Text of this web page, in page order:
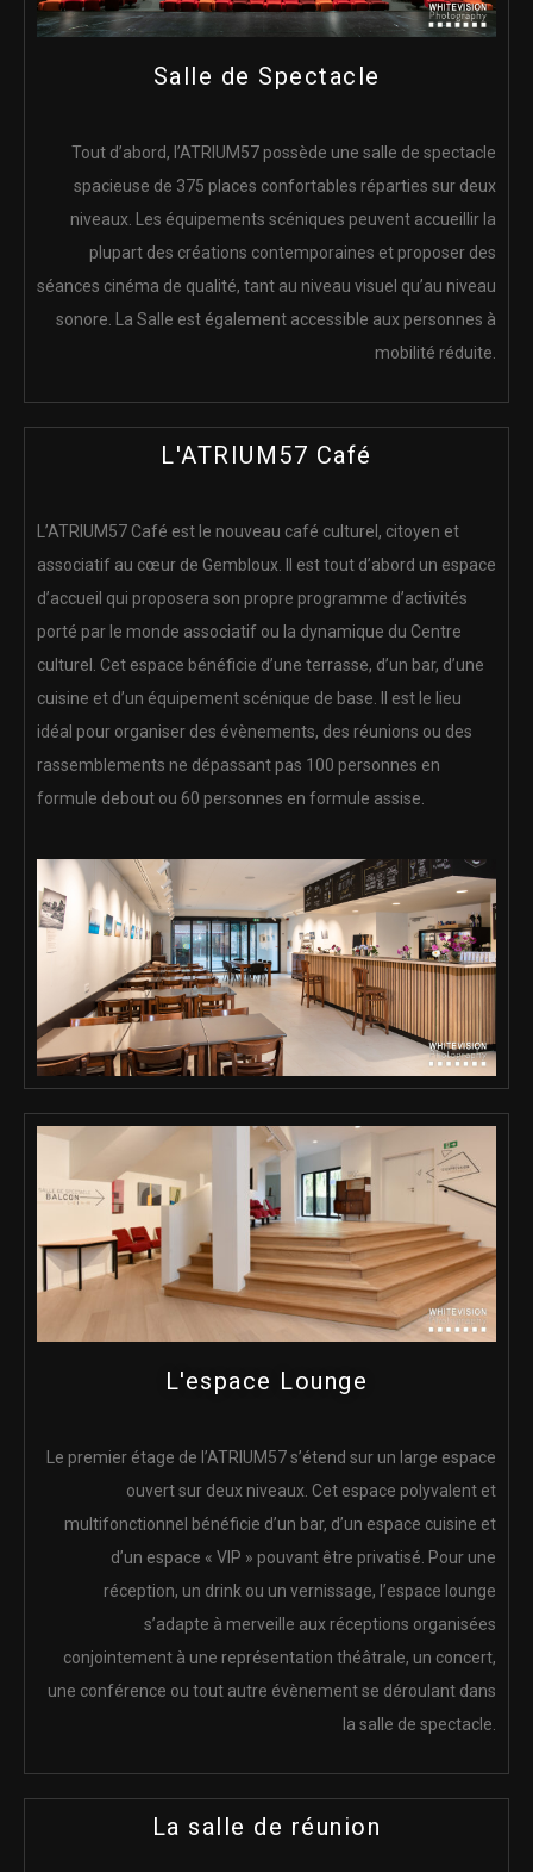
Salle de Spectacle
Tout d’abord, l’ATRIUM57 possède une salle de spectacle
spacieuse de 375 places confortables réparties sur deux
niveaux. Les équipements scéniques peuvent accueillir la
plupart des créations contemporaines et proposer des
séances cinéma de qualité, tant au niveau visuel qu’au niveau
sonore. La Salle est également accessible aux personnes à
mobilité réduite.
L'ATRIUM57 Café
L’ATRIUM57 Café est le nouveau café culturel, citoyen et
associatif au cœur de Gembloux. Il est tout d’abord un espace
d’accueil qui proposera son propre programme d’activités
porté par le monde associatif ou la dynamique du Centre
culturel. Cet espace bénéficie d’une terrasse, d’un bar, d’une
cuisine et d’un équipement scénique de base. Il est le lieu
idéal pour organiser des évènements, des réunions ou des
rassemblements ne dépassant pas 100 personnes en
formule debout ou 60 personnes en formule assise.
L'espace Lounge
Le premier étage de l’ATRIUM57 s’étend sur un large espace
ouvert sur deux niveaux. Cet espace polyvalent et
multifonctionnel bénéficie d’un bar, d’un espace cuisine et
d’un espace « VIP » pouvant être privatisé. Pour une
réception, un drink ou un vernissage, l’espace lounge
s’adapte à merveille aux réceptions organisées
conjointement à une représentation théâtrale, un concert,
une conférence ou tout autre évènement se déroulant dans
la salle de spectacle.
La salle de réunion